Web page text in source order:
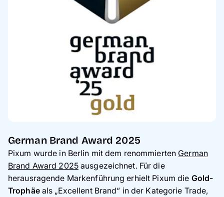
German Brand Award 2025
Pixum wurde in Berlin mit dem renommierten German
Brand Award 2025ausgezeichnet. Für die
herausragende Markenführung erhielt Pixum die Gold-
Trophäeals „Excellent Brand“ in der Kategorie Trade,